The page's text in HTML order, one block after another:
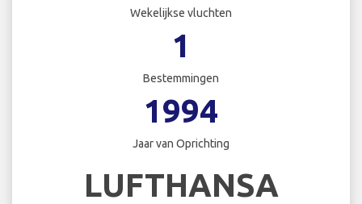
Wekelijkse vluchten
1
Bestemmingen
1994
Jaar van Oprichting
LUFTHANSA